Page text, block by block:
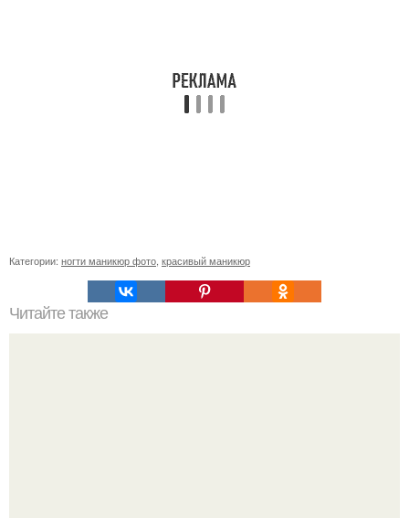
Категории: ногти маникюр фото красивый маникюр
Читайте также